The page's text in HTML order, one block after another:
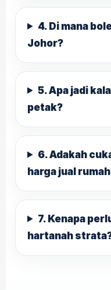
4. Di mana
Johor?
5. Apa jadi
petak?
6. Adakah
harga jual
7. Kenapa
hartanah